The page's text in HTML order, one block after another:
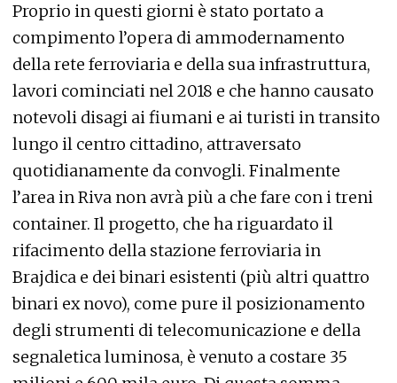
Proprio in questi giorni è stato portato a
compimento l’opera di ammodernamento
della rete ferroviaria e della sua infrastruttura,
lavori cominciati nel 2018 e che hanno causato
notevoli disagi ai fiumani e ai turisti in transito
lungo il centro cittadino, attraversato
quotidianamente da convogli. Finalmente
l’area in Riva non avrà più a che fare con i treni
container. Il progetto, che ha riguardato il
rifacimento della stazione ferroviaria in
Brajdica e dei binari esistenti (più altri quattro
binari ex novo), come pure il posizionamento
degli strumenti di telecomunicazione e della
segnaletica luminosa, è venuto a costare 35